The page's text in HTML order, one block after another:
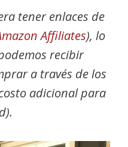
tener enlaces de
Affiliates), lo
recibir
a través de los
adicional para